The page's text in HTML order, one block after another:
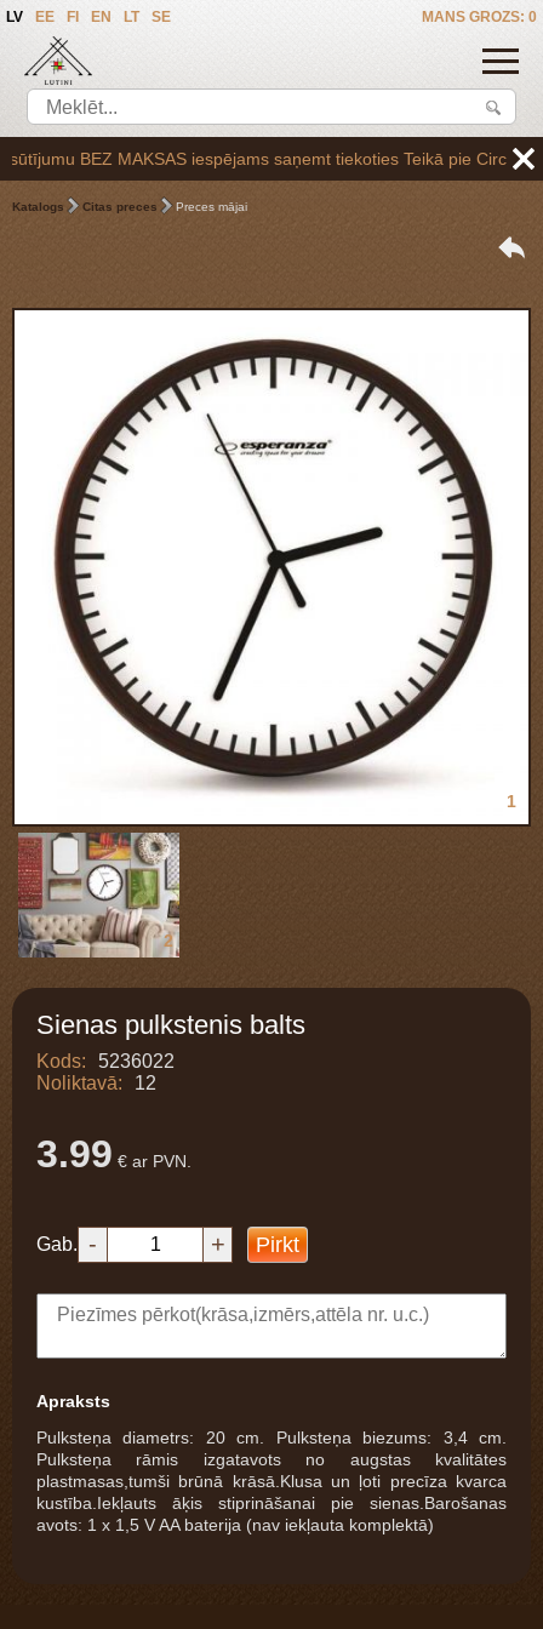
MANS GROZS: 0
LV EE FI EN LT SE
BEZ MAKSAS iespējams saņemt tiekoties Teikā pie Circle K
Katalogs Citas preces Preces mājai
1
2
Sienas pulkstenis balts
Kods:
5236022
Noliktavā:
12
3.99 € ar PVN.
Gab. - + Pirkt
Apraksts
Pulksteņa diametrs: 20 cm. Pulksteņa biezums: 3,4 cm.
Pulksteņa rāmis izgatavots no augstas kvalitātes
plastmasas,tumši brūnā krāsā.Klusa un ļoti precīza kvarca
kustība.Iekļauts āķis stiprināšanai pie sienas.Barošanas
avots: 1 x 1,5 V AA baterija (nav iekļauta komplektā)